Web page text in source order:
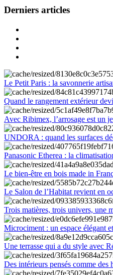
Derniers articles
Le Petit Paris : la savonnerie
Quand le rangement extérieur
Avec Ribimex, l’arrosage est un
UNDORA : quand les surfaces
Panasonic Etherea : la
Le bien-être en bois made in
Le Salon de l’Habitat revient en
Trois matières, trois univers, une
Microciment : un espace élégant
Une terrasse qui a du style avec
Des intérieurs pensés comme des